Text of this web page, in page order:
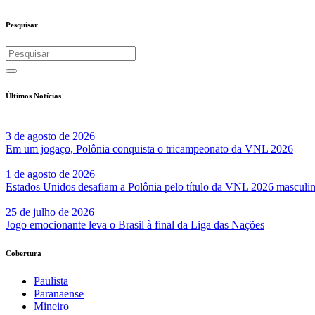
Pesquisar
Últimos Notícias
3 de agosto de 2026
Em um jogaço, Polônia conquista o tricampeonato da VNL 2026
1 de agosto de 2026
Estados Unidos desafiam a Polônia pelo título da VNL 2026
25 de julho de 2026
Jogo emocionante leva o Brasil à final da Liga das Nações
Cobertura
Paulista
Paranaense
Mineiro